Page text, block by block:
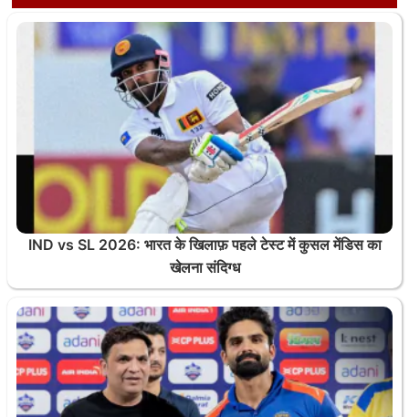
IND vs SL 2026: भारत के खिलाफ़ पहले टेस्ट में कुसल मेंडिस का
खेलना संदिग्ध